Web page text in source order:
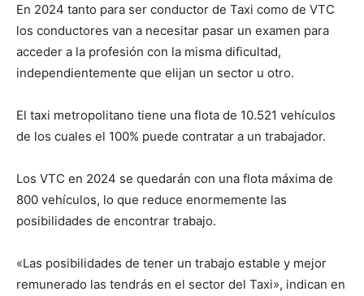
En 2024 tanto para ser conductor de Taxi como de VTC
los conductores van a necesitar pasar un examen para
acceder a la profesión con la misma dificultad,
independientemente que elijan un sector u otro.
El taxi metropolitano tiene una flota de 10.521 vehículos
de los cuales el 100% puede contratar a un trabajador.
Los VTC en 2024 se quedarán con una flota máxima de
800 vehículos, lo que reduce enormemente las
posibilidades de encontrar trabajo.
«Las posibilidades de tener un trabajo estable y mejor
remunerado las tendrás en el sector del Taxi», indican en